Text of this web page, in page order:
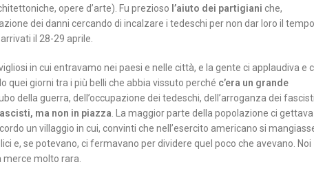
opere d’arte). Fu prezioso l’aiuto dei partigiani che,
dei danni cercando di incalzare i tedeschi per non dar loro il tempo
il 28-29 aprile.
in cui entravamo nei paesi e nelle città, e la gente ci applaudiva e
quei giorni tra i più belli che abbia vissuto perché c’era un grande
della guerra, dell’occupazione dei tedeschi, dell’arroganza dei fascisti
ma non in piazza. La maggior parte della popolazione ci gettava
un villaggio in cui, convinti che nell’esercito americano si
e, se potevano, ci fermavano per dividere quel poco che avevano. Noi
merce molto rara.